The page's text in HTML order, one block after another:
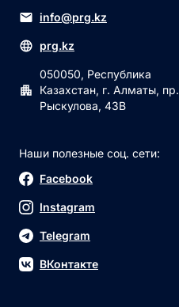
info@prg.kz
prg.kz
050050, Республика
Казахстан, г. Алматы, пр.
Рыскулова, 43В
Наши полезные соц. сети:
Facebook
Instagram
Telegram
ВКонтакте